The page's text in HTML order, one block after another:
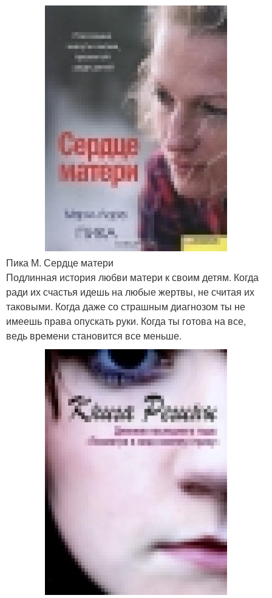
Пика М. Сердце матери
Подлинная история любви матери к своим детям. Когда
ради их счастья идешь на любые жертвы, не считая их
таковыми. Когда даже со страшным диагнозом ты не
имеешь права опускать руки. Когда ты готова на все,
ведь времени становится все меньше.